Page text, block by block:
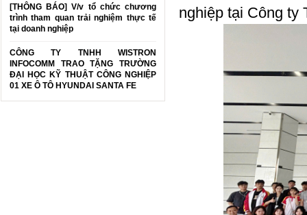
[THÔNG BÁO] V/v tổ chức chương
trình tham quan trải nghiệm thực tế
tại doanh nghiệp
CÔNG TY TNHH WISTRON
INFOCOMM TRAO TẶNG TRƯỜNG
ĐẠI HỌC KỸ THUẬT CÔNG NGHIỆP
01 XE Ô TÔ HYUNDAI SANTA FE
nghiệp tại Công ty